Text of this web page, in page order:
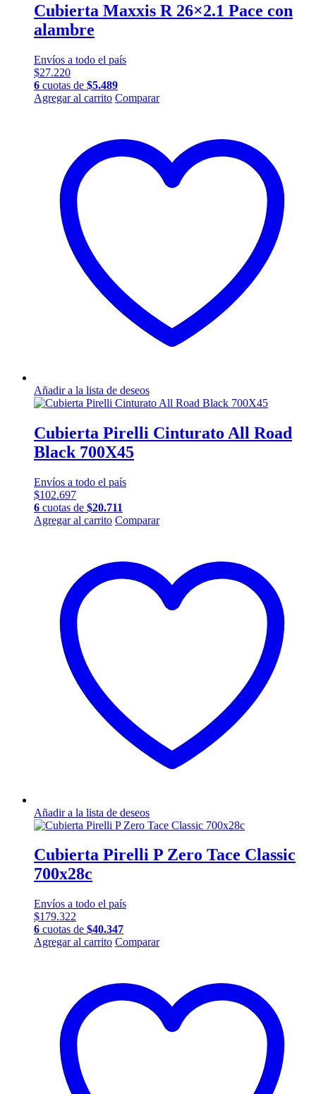
Cubierta Maxxis R 26×2.1 Pace con
alambre
Envíos a todo el país
$27.220
6 cuotas de $5.489
Agregar al carrito Comparar
Añadir a la lista de deseos
Cubierta Pirelli Cinturato All Road
Black 700X45
Envíos a todo el país
$102.697
6 cuotas de $20.711
Agregar al carrito Comparar
Añadir a la lista de deseos
Cubierta Pirelli P Zero Tace Classic
700x28c
Envíos a todo el país
$179.322
6 cuotas de $40.347
Agregar al carrito Comparar